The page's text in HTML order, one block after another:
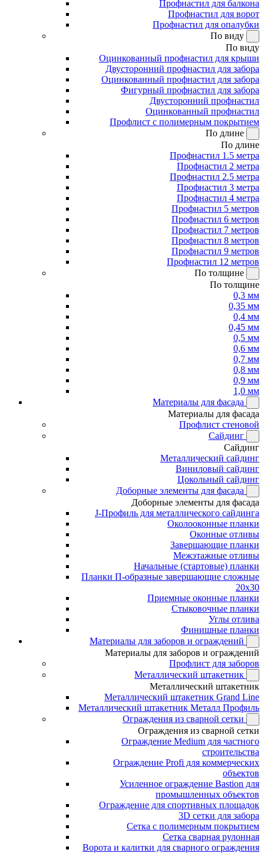
Профнастил для балкона
Профнастил для ворот
Профнастил для опалубки
По виду
По виду
Оцинкованный профнастил для крыши
Двусторонний профнастил для забора
Оцинкованный профнастил для забора
Фигурный профнастил для забора
Двусторонний профнастил
Оцинкованный профнастил
Профлист с полимерным покрытием
По длине
По длине
Профнастил 1.5 метра
Профнастил 2 метра
Профнастил 2.5 метра
Профнастил 3 метра
Профнастил 4 метра
Профнастил 5 метров
Профнастил 6 метров
Профнастил 7 метров
Профнастил 8 метров
Профнастил 9 метров
Профнастил 12 метров
По толщине
По толщине
0,3 мм
0,35 мм
0,4 мм
0,45 мм
0,5 мм
0,6 мм
0,7 мм
0,8 мм
0,9 мм
1,0 мм
Материалы для фасада
Материалы для фасада
Профлист стеновой
Сайдинг
Сайдинг
Металлический сайдинг
Виниловый сайдинг
Цокольный сайдинг
Доборные элементы для фасада
Доборные элементы для фасада
J-Профиль для металлического сайдинга
Околооконные планки
Оконные отливы
Завершающие планки
Межэтажные отливы
Начальные (стартовые) планки
Планки П-образные завершающие сложные
20x30
Приемные оконные планки
Стыковочные планки
Углы отлива
Финишные планки
Материалы для заборов и ограждений
Материалы для заборов и ограждений
Профлист для заборов
Металлический штакетник
Металлический штакетник
Металлический штакетник Grand Line
Металлический штакетник Металл Профиль
Ограждения из сварной сетки
Ограждения из сварной сетки
Ограждение Medium для частного
строительства
Ограждение Profi для коммерческих
объектов
Усиленное ограждение Bastion для
промышленных объектов
Ограждение для спортивных площадок
3D сетки для забора
Сетка с полимерным покрытием
Сетка сварная рулонная
Ворота и калитки для сварного ограждения